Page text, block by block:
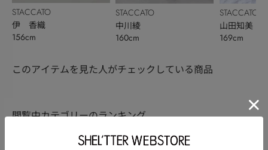
STACCATO
伊 香織
156cm
STACCATO
中川綾
160cm
STACCATO
山田知美
169cm
このアイテムを見た人がチェックしている商品
閲覧中カテゴリーのランキング